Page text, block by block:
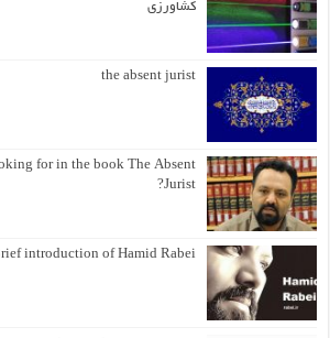
کشاورزی
the absent jurist
for in the book The Absent
Jurist?
introduction of Hamid Rabei